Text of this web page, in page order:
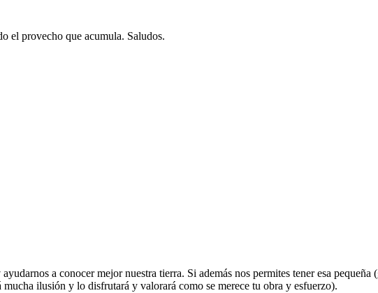
el provecho que acumula. Saludos.
a conocer mejor nuestra tierra. Si además nos permites tener esa
mucha ilusión y lo disfrutará y valorará como se merece tu obra y esfuerzo).